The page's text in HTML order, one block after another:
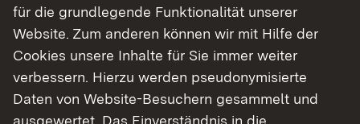
Team Biodiversität in der Landwirtschaft
rät: „Blühende Zwischenfrüchte säen“
31.07.2026|BiodivNetzBW
für die grundlegende Funktionalität unserer
Website. Zum anderen können wir mit Hilfe der
Cookies unsere Inhalte für Sie immer weiter
verbessern. Hierzu werden pseudonymisierte
Daten von Website-Besuchern gesammelt und
ausgewertet. Das Einverständnis in die